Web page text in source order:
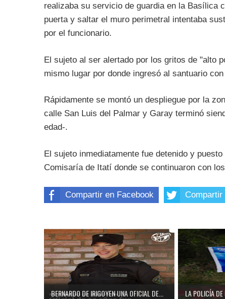
realizaba su servicio de guardia en la Basílica
puerta y saltar el muro perimetral intentaba
por el funcionario.
El sujeto al ser alertado por los gritos de "alto
mismo lugar por donde ingresó al santuario
Rápidamente se montó un despliegue por la
calle San Luis del Palmar y Garay terminó
edad-.
El sujeto inmediatamente fue detenido y
Comisaría de Itatí donde se continuaron con
Compartir en Facebook Compartir
BERNARDO DE IRIGOYEN UNA OFICIAL DE... LA POLICÍA DE